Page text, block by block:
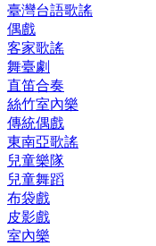
臺灣台語歌謠
偶戲
客家歌謠
舞臺劇
直笛合奏
絲竹室內樂
傳統偶戲
東南亞歌謠
兒童樂隊
兒童舞蹈
布袋戲
皮影戲
室內樂